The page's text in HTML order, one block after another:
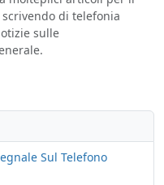
di telefonia
sulle
Sul Telefono